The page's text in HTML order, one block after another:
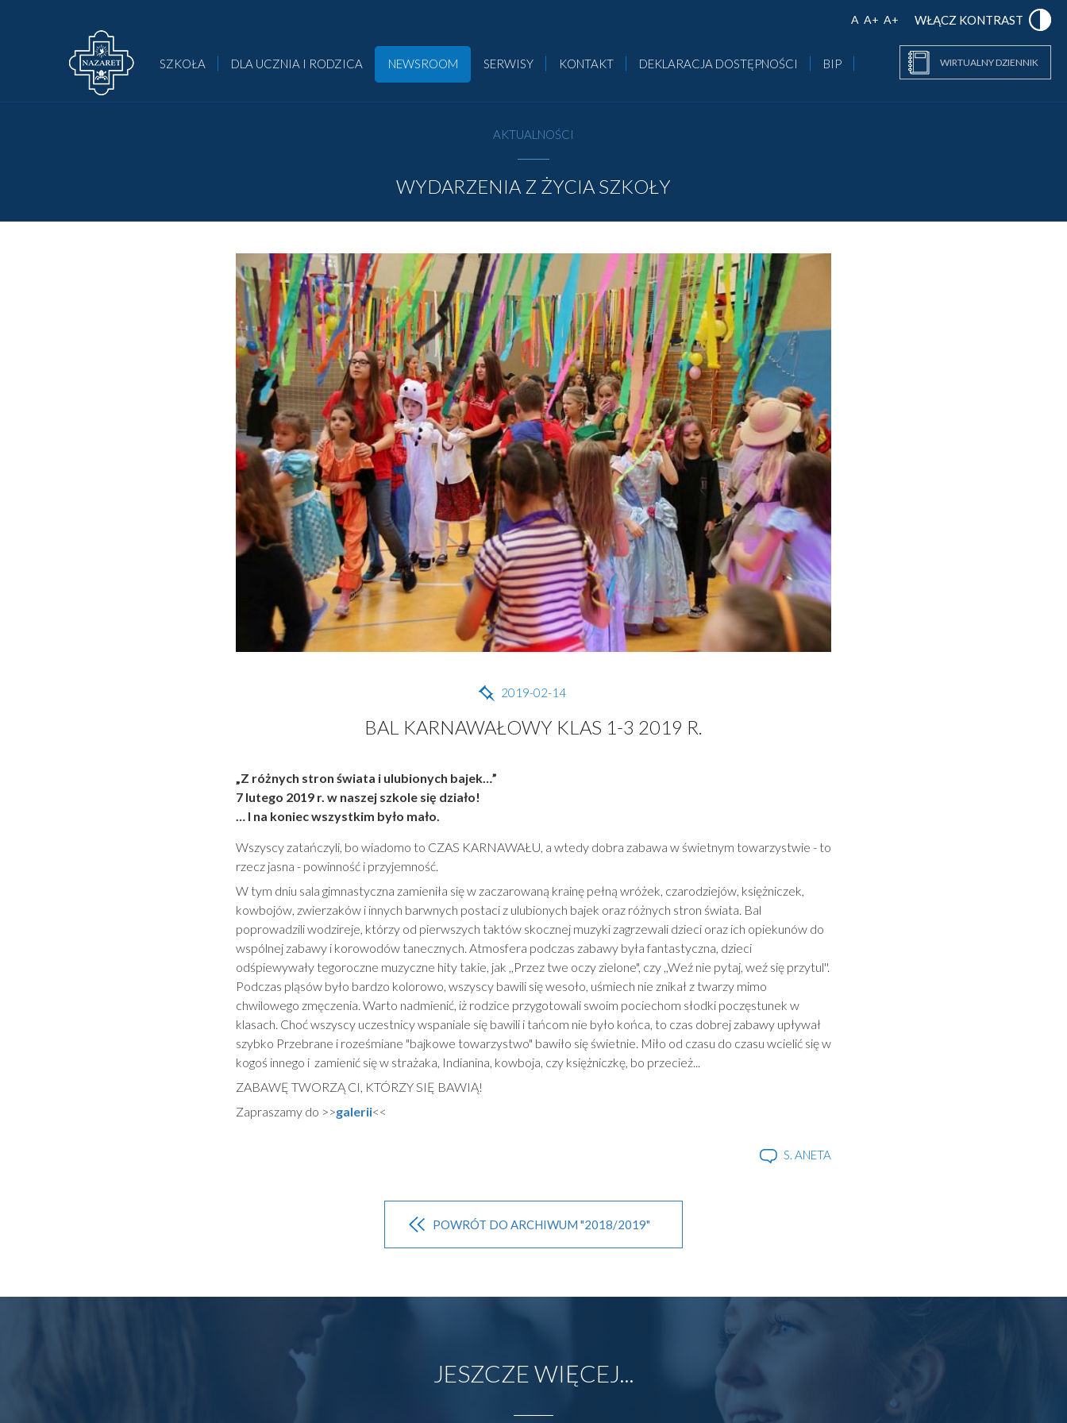
A A+ A+ WŁĄCZ KONTRAST
SZKOŁA DLA UCZNIA I RODZICA NEWSROOM SERWISY KONTAKT DEKLARACJA DOSTĘPNOŚCI BIP WIRTUALNY DZIENNIK
AKTUALNOŚCI
WYDARZENIA Z ŻYCIA SZKOŁY
2019-02-14
BAL KARNAWAŁOWY KLAS 1-3 2019 R.
„Z różnych stron świata i ulubionych bajek…”
7 lutego 2019 r. w naszej szkole się działo!
… I na koniec wszystkim było mało.
Wszyscy zatańczyli, bo wiadomo to CZAS KARNAWAŁU, a wtedy dobra zabawa w świetnym towarzystwie - to
rzecz jasna - powinność i przyjemność.
W tym dniu sala gimnastyczna zamieniła się w zaczarowaną krainę pełną wróżek, czarodziejów, księżniczek,
kowbojów, zwierzaków i innych barwnych postaci z ulubionych bajek oraz różnych stron świata. Bal
poprowadzili wodzireje, którzy od pierwszych taktów skocznej muzyki zagrzewali dzieci oraz ich opiekunów do
wspólnej zabawy i korowodów tanecznych. Atmosfera podczas zabawy była fantastyczna, dzieci
odśpiewywały tegoroczne muzyczne hity takie, jak ,,Przez twe oczy zielone", czy ,,Weź nie pytaj, weź się przytul''.
Podczas pląsów było bardzo kolorowo, wszyscy bawili się wesoło, uśmiech nie znikał z twarzy mimo
chwilowego zmęczenia. Warto nadmienić, iż rodzice przygotowali swoim pociechom słodki poczęstunek w
klasach. Choć wszyscy uczestnicy wspaniale się bawili i tańcom nie było końca, to czas dobrej zabawy upływał
szybko Przebrane i roześmiane "bajkowe towarzystwo" bawiło się świetnie. Miło od czasu do czasu wcielić się w
kogoś innego i zamienić się w strażaka, Indianina, kowboja, czy księżniczkę, bo przecież...
ZABAWĘ TWORZĄ CI, KTÓRZY SIĘ BAWIĄ!
Zapraszamy do >>galerii<<
S. ANETA
POWRÓT DO ARCHIWUM "2018/2019"
JESZCZE WIĘCEJ...